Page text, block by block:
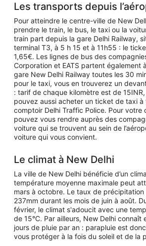
Les transports depuis
Pour atteindre le centre-ville de New
prendre le train, le bus, le taxi ou la
train part depuis la gare Delhi Railway,
terminal T3, à 5 h 15 et à 11h55 : le
1,65€. Les lignes de bus des
Corporation et EATS partent également
gare New Delhi Railway toutes les 30
pour le taxi, vous en trouverez un
: tarif de chaque kilomètre est de
pouvez aussi acheter un ticket de taxi
comptoir Delhi Traffic Police. Pour votre
pouvez vous rendre auprès des
voiture qui se trouvent au sein de
voiture qui vous convient.
Le climat à New Delhi
La ville de New Delhi bénéficie d’un
température moyenne maximale peut
mars à octobre. Le taux de
237mm durant les mois de juin à août.
février, le climat s'adoucit avec une
de 15°C. Par ailleurs, New Delhi connaît
jours de pluie par an : parapluie est
vous protéger à la fois du soleil et de la